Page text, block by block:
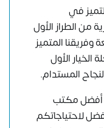
في
من الطراز الأول
وفريقنا المتميز
الخيار الأول
المستدام.
أفضل مكتب
لاحتياجاتكم